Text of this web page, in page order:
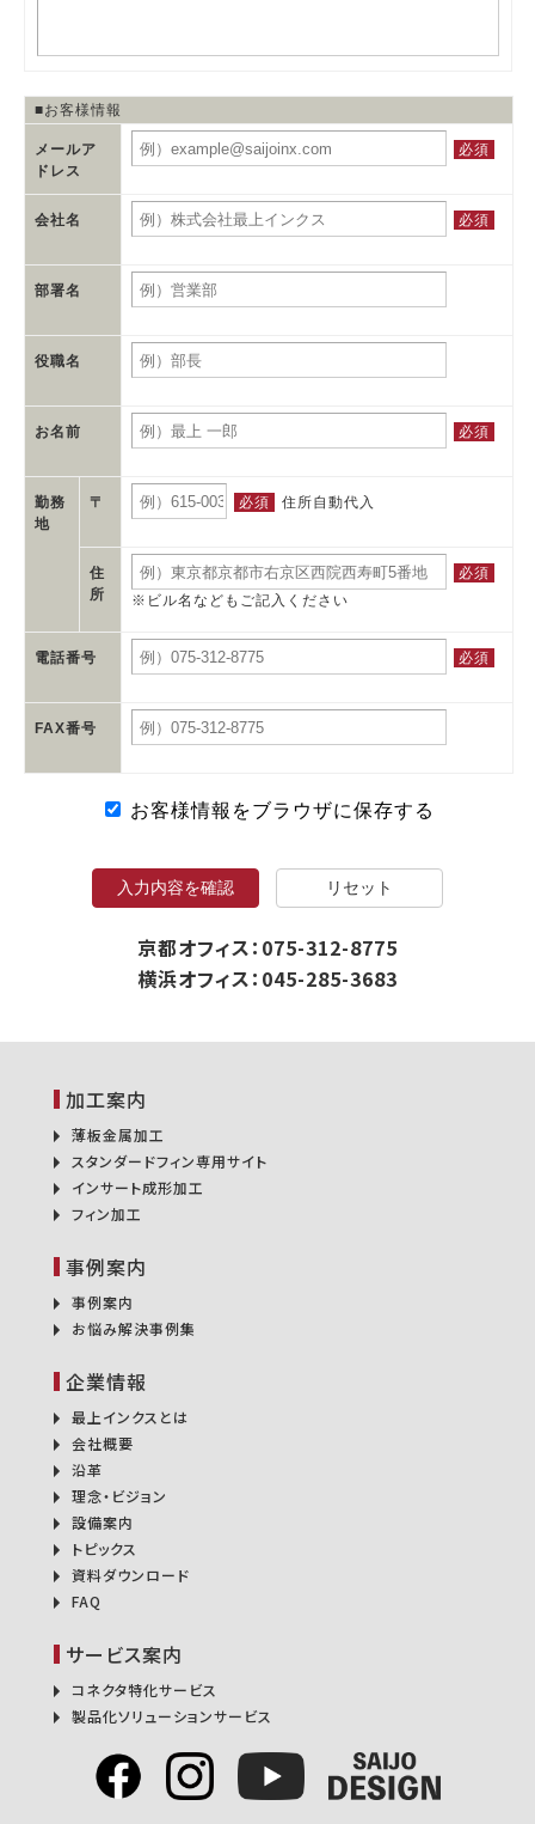
■お客様情報
メールア
ドレス
必須
会社名 必須
部署名
役職名
お名前 必須
勤務
地
〒 必須 住所自動代入
住
所
必須
※ビル名などもご記入ください
電話番号 必須
FAX番号
お客様情報をブラウザに保存する
入力内容を確認 リセット
京都オフィス：075-312-8775
横浜オフィス：045-285-3683
加工案内
薄板金属加工
スタンダードフィン専用サイト
インサート成形加工
フィン加工
事例案内
事例案内
お悩み解決事例集
企業情報
最上インクスとは
会社概要
沿革
理念・ビジョン
設備案内
トピックス
資料ダウンロード
FAQ
サービス案内
コネクタ特化サービス
製品化ソリューションサービス